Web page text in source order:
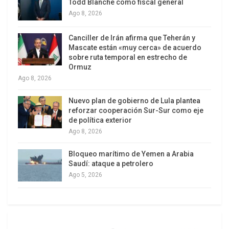
A nivel mundial, EE.UU. se ha declarado por
encima de la ley, como si ya hubiera completado
la conquista del mundo. Miles de tropas
estadounidenses se hallan en suelo sirio, para
armar, entrenar y proteger a los yihadistas
musulmanes que actúan como soldados rasos
Todd Blanche como fiscal general
Ago 8, 2026
Canciller de Irán afirma que Teherán y
Mascate están «muy cerca» de acuerdo
sobre ruta temporal en estrecho de
Ormuz
Ago 8, 2026
Nuevo plan de gobierno de Lula plantea
reforzar cooperación Sur-Sur como eje
de política exterior
Ago 8, 2026
Bloqueo marítimo de Yemen a Arabia
Saudí: ataque a petrolero
Ago 5, 2026